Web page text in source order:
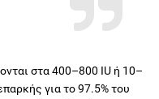
στα 400–800 IU ή 10–
για το 97.5% του